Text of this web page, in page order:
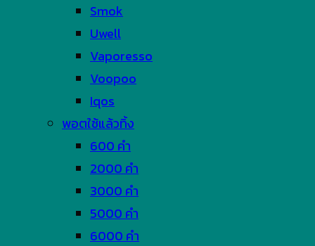
Smok
Uwell
Vaporesso
Voopoo
Iqos
พอตใช้แล้วทิ้ง
600 คำ
2000 คำ
3000 คำ
5000 คำ
6000 คำ